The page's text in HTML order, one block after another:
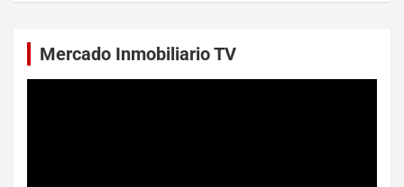
Mercado Inmobiliario TV